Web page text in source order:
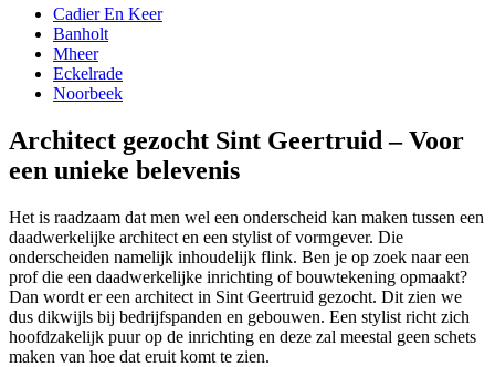
Cadier En Keer
Banholt
Mheer
Eckelrade
Noorbeek
Architect gezocht Sint Geertruid – Voor
een unieke belevenis
Het is raadzaam dat men wel een onderscheid kan maken tussen een
daadwerkelijke architect en een stylist of vormgever. Die
onderscheiden namelijk inhoudelijk flink. Ben je op zoek naar een
prof die een daadwerkelijke inrichting of bouwtekening opmaakt?
Dan wordt er een architect in Sint Geertruid gezocht. Dit zien we
dus dikwijls bij bedrijfspanden en gebouwen. Een stylist richt zich
hoofdzakelijk puur op de inrichting en deze zal meestal geen schets
maken van hoe dat eruit komt te zien.